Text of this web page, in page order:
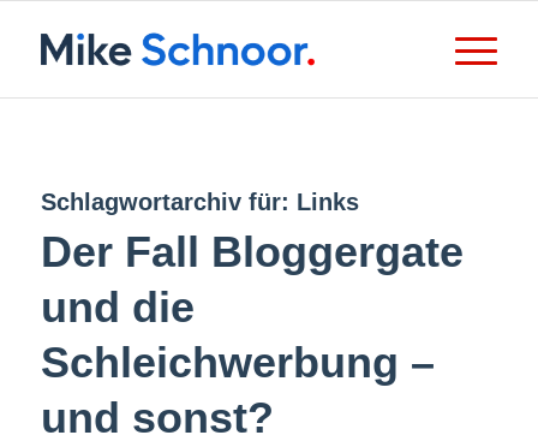
Schlagwortarchiv für: Links
Der Fall Bloggergate
und die
Schleichwerbung –
und sonst?